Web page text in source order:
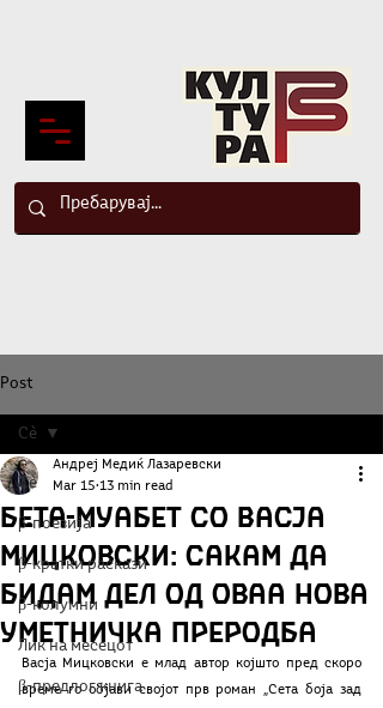
Post
Сè
β-поезија
β-кратки раскази
β-колумни
Лик на месецот
β-предлог книга
Сè
БЕТА-МУАБЕТ со Васја
Мицковски: Сакам да
бидам дел од оваа нова
уметничка преродба
Андреј Медиќ Лазаревски
Mar 15 13 min read
Васја Мицковски е млад автор којшто пред скоро
време го објави својот прв роман „Сета боја зад